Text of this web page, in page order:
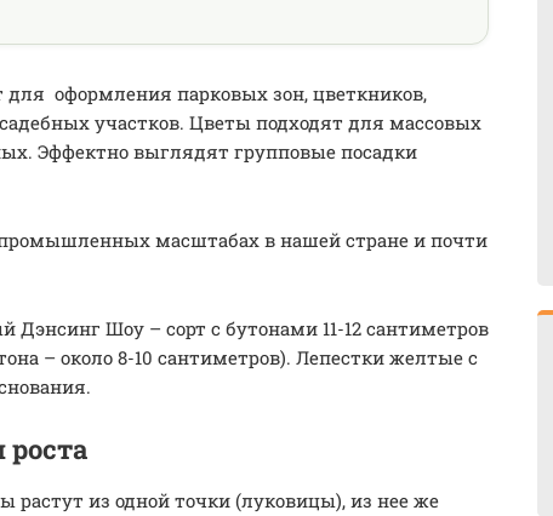
оформления парковых зон, цветкников,
участков. Цветы подходят для массовых
Эффектно выглядят групповые посадки
масштабах в нашей стране и почти
Шоу – сорт с бутонами 11-12 сантиметров
– около 8-10 сантиметров). Лепестки желтые с
роста
растут из одной точки (луковицы), из нее же